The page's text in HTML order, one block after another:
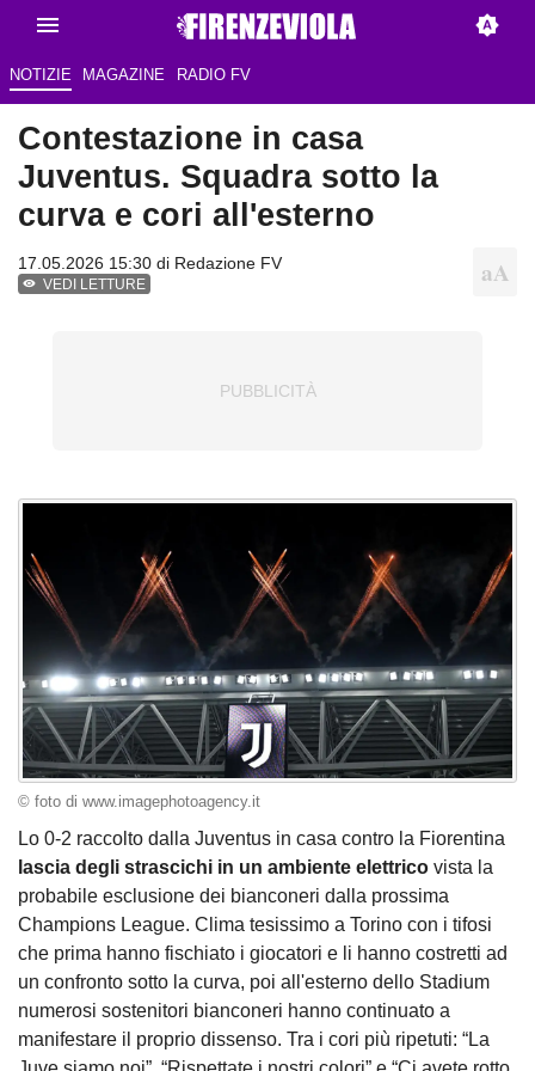
NOTIZIE MAGAZINE RADIO FV
Contestazione in casa
Juventus. Squadra sotto la
curva e cori all'esterno
17.05.2026 15:30 di Redazione FV
VEDI LETTURE
© foto di www.imagephotoagency.it
Lo 0-2 raccolto dalla Juventus in casa contro la Fiorentina
lascia degli strascichi in un ambiente elettrico vista la
probabile esclusione dei bianconeri dalla prossima
Champions League. Clima tesissimo a Torino con i tifosi
che prima hanno fischiato i giocatori e li hanno costretti ad
un confronto sotto la curva, poi all'esterno dello Stadium
numerosi sostenitori bianconeri hanno continuato a
manifestare il proprio dissenso. Tra i cori più ripetuti: “La